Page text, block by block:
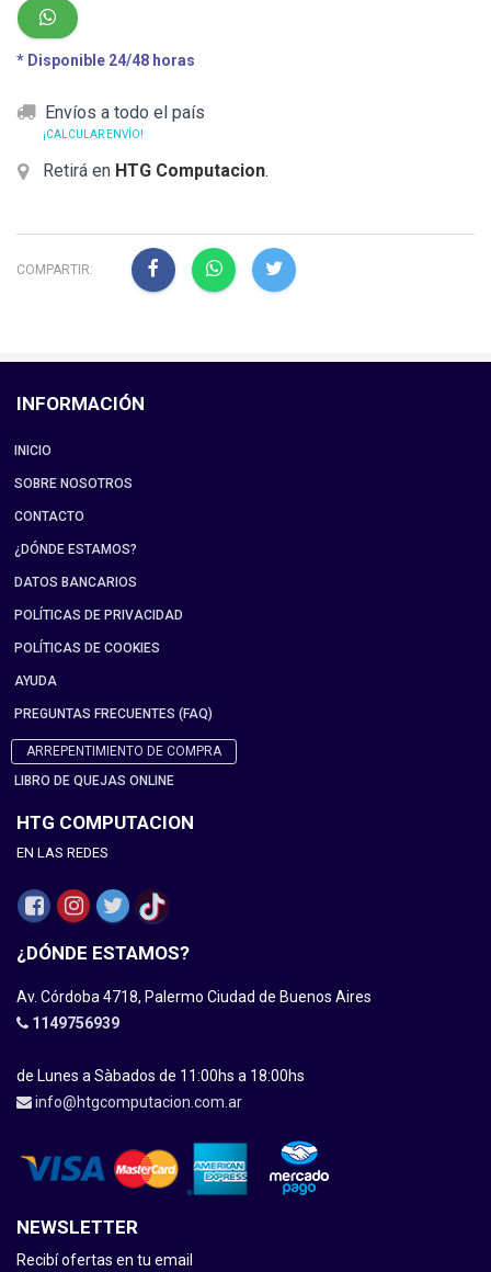
* Disponible 24/48 horas
Envíos a todo el país
¡CALCULAR ENVÍO!
Retirá en HTG Computacion.
COMPARTIR:
INFORMACIÓN
INICIO
SOBRE NOSOTROS
CONTACTO
¿DÓNDE ESTAMOS?
DATOS BANCARIOS
POLÍTICAS DE PRIVACIDAD
POLÍTICAS DE COOKIES
AYUDA
PREGUNTAS FRECUENTES (FAQ)
ARREPENTIMIENTO DE COMPRA
LIBRO DE QUEJAS ONLINE
HTG COMPUTACION
EN LAS REDES
¿DÓNDE ESTAMOS?
Av. Córdoba 4718, Palermo Ciudad de Buenos Aires
1149756939
de Lunes a Sàbados de 11:00hs a 18:00hs
info@htgcomputacion.com.ar
NEWSLETTER
Recibí ofertas en tu email